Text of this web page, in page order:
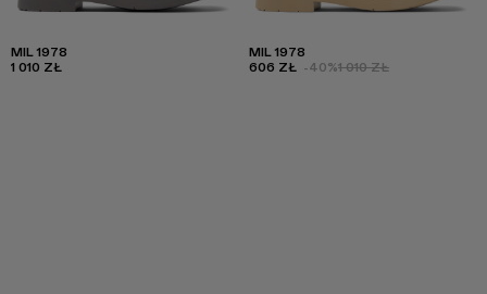
MIL 1978
1 010 ZŁ
MIL 1978
606 ZŁ -40%1 010 ZŁ